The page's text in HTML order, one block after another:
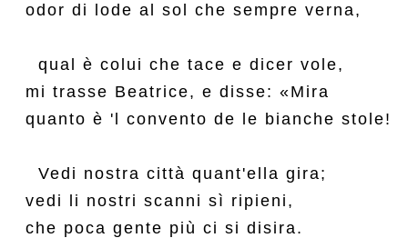
odor di lode al sol che sempre verna,
  qual è colui che tace e dicer vole,
mi trasse Beatrice, e disse: «Mira
quanto è 'l convento de le bianche stole!
  Vedi nostra città quant'ella gira;
vedi li nostri scanni sì ripieni,
che poca gente più ci si disira.